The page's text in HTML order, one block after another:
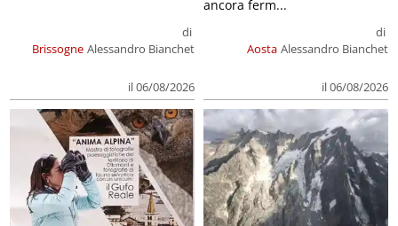
Brissogne
di
Alessandro Bianchet
il 06/08/2026
Aosta
di
Alessandro Bianchet
il 06/08/2026
ancora ferm...